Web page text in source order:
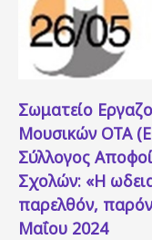
Σωματείο
Μουσικών ΟΤΑ
Σύλλογος
Σχολών: «Η
παρελθόν,
Μαΐου 2024